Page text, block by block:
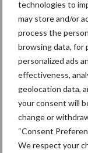
technologies to
may store and/or
process the
browsing data, for
personalized ads
effectiveness,
geolocation data,
your consent will
change or
“Consent
We respect your
Bron:Agri Holland